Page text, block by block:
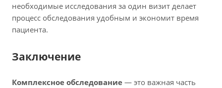
необходимые исследования за один визит делает
процесс обследования удобным и экономит время
пациента.
Заключение
Комплексное обследование — это важная часть